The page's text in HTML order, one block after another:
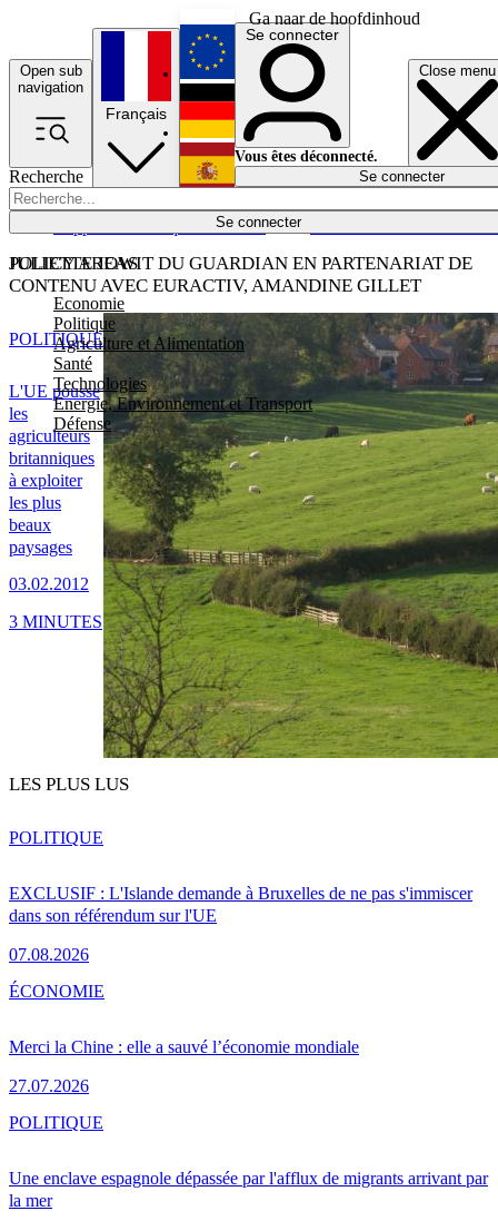
Ga naar de hoofdinhoud
Open sub
navigation
Close menu
Recherche
Se connecter
POLICY AREAS
Economie
Politique
Agriculture et Alimentation
Santé
Technologies
Energie, Environnement et Transport
Défense
Économie
Français
English
Deutsch
Español
Se connecter
Vous êtes déconnecté.
Se connecter
JULIETTE JOWIT DU GUARDIAN EN PARTENARIAT DE
CONTENU AVEC EURACTIV, AMANDINE GILLET
L'UE pousse
les
agriculteurs
britanniques
à exploiter
les plus
beaux
paysages
03.02.2012
POLITIQUE
3 MINUTES
LES PLUS LUS
EXCLUSIF : L'Islande demande à Bruxelles de ne pas s'immiscer
dans son référendum sur l'UE
07.08.2026
POLITIQUE
Merci la Chine : elle a sauvé l’économie mondiale
27.07.2026
ÉCONOMIE
Une enclave espagnole dépassée par l'afflux de migrants arrivant par
la mer
POLITIQUE